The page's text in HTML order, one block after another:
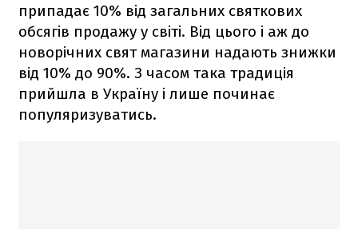
припадає 10% від загальних святкових
обсягів продажу у світі. Від цього і аж до
новорічних свят магазини надають знижки
від 10% до 90%. З часом така традиція
прийшла в Україну і лише починає
популяризуватись.